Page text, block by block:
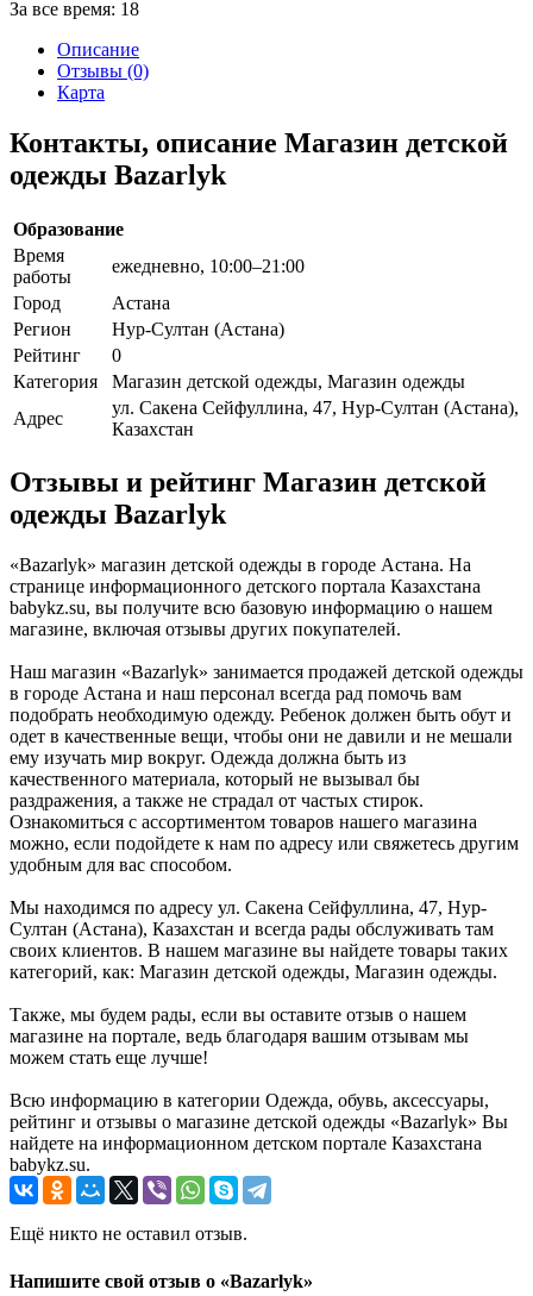
За все время: 18
Описание
Отзывы (0)
Карта
Контакты, описание Магазин детской
одежды Bazarlyk
Образование
Время
работы
ежедневно, 10:00–21:00
Город
Астана
Регион
Нур-Султан (Астана)
Рейтинг
0
Категория
Магазин детской одежды, Магазин одежды
Адрес
ул. Сакена Сейфуллина, 47, Нур-Султан (Астана),
Казахстан
Отзывы и рейтинг Магазин детской
одежды Bazarlyk
«Bazarlyk» магазин детской одежды в городе Астана. На
странице информационного детского портала Казахстана
babykz.su, вы получите всю базовую информацию о нашем
магазине, включая отзывы других покупателей.
Наш магазин «Bazarlyk» занимается продажей детской одежды
в городе Астана и наш персонал всегда рад помочь вам
подобрать необходимую одежду. Ребенок должен быть обут и
одет в качественные вещи, чтобы они не давили и не мешали
ему изучать мир вокруг. Одежда должна быть из
качественного материала, который не вызывал бы
раздражения, а также не страдал от частых стирок.
Ознакомиться с ассортиментом товаров нашего магазина
можно, если подойдете к нам по адресу или свяжетесь другим
удобным для вас способом.
Мы находимся по адресу ул. Сакена Сейфуллина, 47, Нур-
Султан (Астана), Казахстан и всегда рады обслуживать там
своих клиентов. В нашем магазине вы найдете товары таких
категорий, как: Магазин детской одежды, Магазин одежды.
Также, мы будем рады, если вы оставите отзыв о нашем
магазине на портале, ведь благодаря вашим отзывам мы
можем стать еще лучше!
Всю информацию в категории Одежда, обувь, аксессуары,
рейтинг и отзывы о магазине детской одежды «Bazarlyk» Вы
найдете на информационном детском портале Казахстана
babykz.su.
Ещё никто не оставил отзыв.
Напишите свой отзыв о «Bazarlyk»